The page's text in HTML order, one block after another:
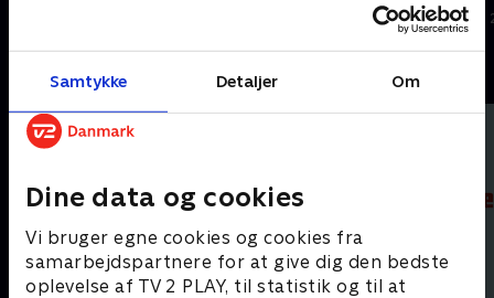
Samtykke Detaljer Om
Dine data og cookies
Vi bruger egne cookies og cookies fra
samarbejdspartnere for at give dig den bedste
oplevelse af TV 2 PLAY, til statistik og til at
Andre så også